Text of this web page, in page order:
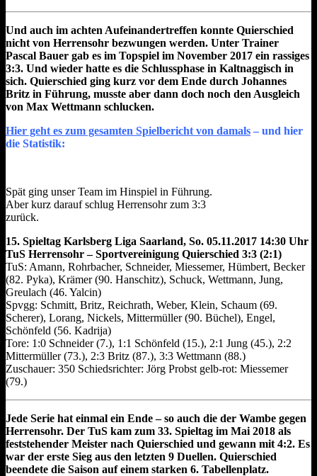
Und auch im achten Aufeinandertreffen konnte Quierschied
nicht von Herrensohr bezwungen werden. Unter Trainer
Pascal Bauer gab es im Topspiel im November 2017 ein rassiges
3:3. Und wieder hatte es die Schlussphase in Kaltnaggisch in
sich. Quierschied ging kurz vor dem Ende durch Johannes
Britz in Führung, musste aber dann doch noch den Ausgleich
von Max Wettmann schlucken.
Hier geht es zum gesamten Spielbericht von damals – und hier
die Statistik:
Spät ging unser Team im Hinspiel in Führung.
Aber kurz darauf schlug Herrensohr zum 3:3
zurück.
15. Spieltag Karlsberg Liga Saarland, So. 05.11.2017 14:30 Uhr
TuS Herrensohr – Sportvereinigung Quierschied 3:3 (2:1)
TuS: Amann, Rohrbacher, Schneider, Miessemer, Hümbert, Becker
(82. Pyka), Krämer (90. Hanschitz), Schuck, Wettmann, Jung,
Greulach (46. Yalcin)
Spvgg: Schmitt, Britz, Reichrath, Weber, Klein, Schaum (69.
Scherer), Lorang, Nickels, Mittermüller (90. Büchel), Engel,
Schönfeld (56. Kadrija)
Tore: 1:0 Schneider (7.), 1:1 Schönfeld (15.), 2:1 Jung (45.), 2:2
Mittermüller (73.), 2:3 Britz (87.), 3:3 Wettmann (88.)
Zuschauer: 350 Schiedsrichter: Jörg Probst gelb-rot: Miessemer
(79.)
Jede Serie hat einmal ein Ende – so auch die der Wambe gegen
Herrensohr. Der TuS kam zum 33. Spieltag im Mai 2018 als
feststehender Meister nach Quierschied und gewann mit 4:2. Es
war der erste Sieg aus den letzten 9 Duellen. Quierschied
beendete die Saison auf einem starken 6. Tabellenplatz.